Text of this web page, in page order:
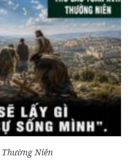
Niên